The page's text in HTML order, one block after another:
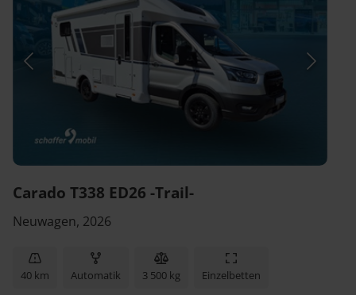
Carado T338 ED26 -Trail-
Neuwagen, 2026
40 km Automatik 3 500 kg Einzelbetten